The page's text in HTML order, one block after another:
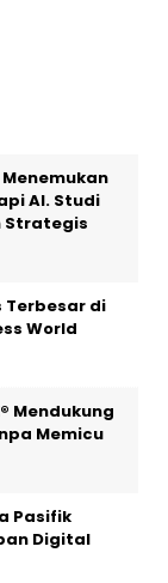
AI. Studi
Strategis
Terbesar di
World
Mendukung
Memicu
Pasifik
Digital